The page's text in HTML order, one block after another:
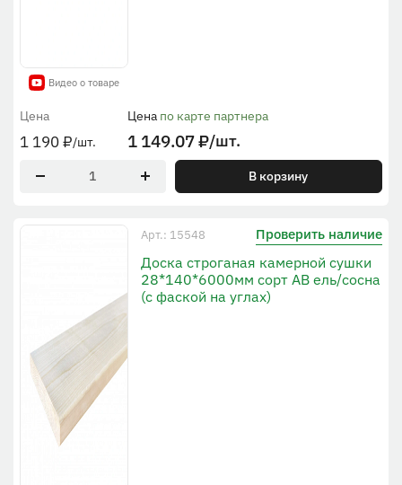
Видео о товаре
Цена
1 190₽/шт.
Цена по карте партнера
1 149.07₽/шт.
В корзину
Арт.: 15548 Проверить наличие
Доска строганая камерной сушки
28*140*6000мм сорт АВ ель/сосна
(с фаской на углах)